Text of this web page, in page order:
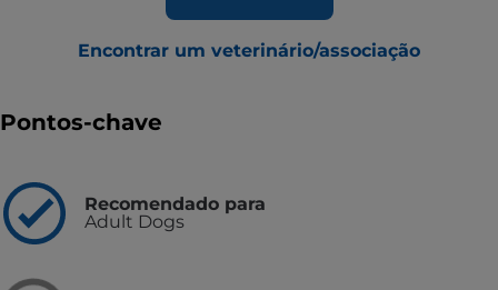
Encontrar um veterinário/associação
Pontos-chave
Recomendado para
Adult Dogs